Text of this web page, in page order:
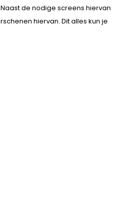
de nodige screens hiervan
hiervan. Dit alles kun je